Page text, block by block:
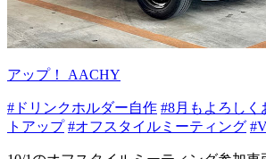
アップ！ AACHY
#ドリンクホルダー自作 #8月もよろしく
トアップ #オフスタイルミーティング